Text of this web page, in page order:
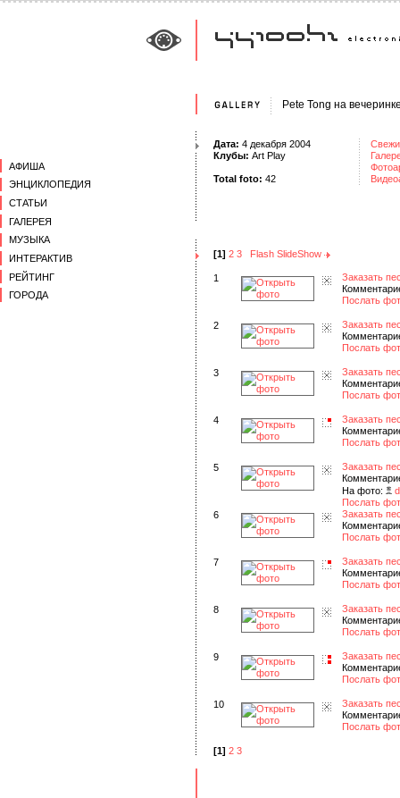
АФИША
ЭНЦИКЛОПЕДИЯ
СТАТЬИ
ГАЛЕРЕЯ
МУЗЫКА
ИНТЕРАКТИВ
РЕЙТИНГ
ГОРОДА
Pete Tong на
Дата: 4 декабря 2004
Клубы: Art Play
Total foto: 42
[1] 2 3 Flash SlideShow
1
Заказать
Послать
2
Заказать
Послать
3
Заказать
Послать
4
Заказать
Послать
5
Заказать
На фото:
Послать
6
Заказать
Послать
7
Заказать
Послать
8
Заказать
Послать
9
Заказать
Послать
10
Заказать
Послать
[1] 2 3